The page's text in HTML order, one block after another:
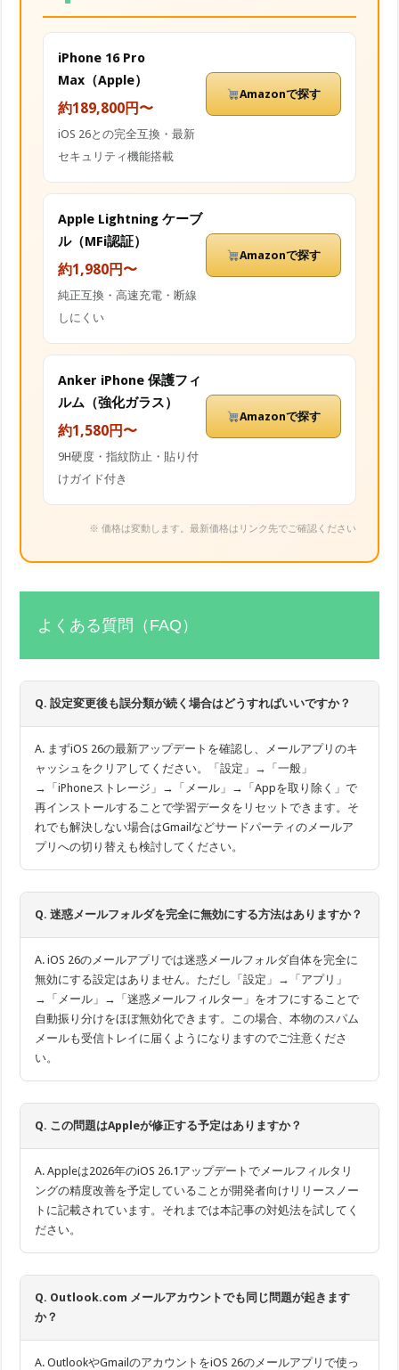
iPhone 16 Pro
Max（Apple）
約189,800円〜
iOS 26との完全互換・最新
セキュリティ機能搭載
Amazonで探す
Apple Lightning ケーブ
ル（MFi認証）
約1,980円〜
純正互換・高速充電・断線
しにくい
Amazonで探す
Anker iPhone 保護フィ
ルム（強化ガラス）
約1,580円〜
9H硬度・指紋防止・貼り付
けガイド付き
Amazonで探す
※ 価格は変動します。最新価格はリンク先でご確認ください
よくある質問（FAQ）
Q. 設定変更後も誤分類が続く場合はどうすればいいですか？
A. まずiOS 26の最新アップデートを確認し、メールアプリのキ
ャッシュをクリアしてください。「設定」→「一般」
→「iPhoneストレージ」→「メール」→「Appを取り除く」で
再インストールすることで学習データをリセットできます。そ
れでも解決しない場合はGmailなどサードパーティのメールア
プリへの切り替えも検討してください。
Q. 迷惑メールフォルダを完全に無効にする方法はありますか？
A. iOS 26のメールアプリでは迷惑メールフォルダ自体を完全に
無効にする設定はありません。ただし「設定」→「アプリ」
→「メール」→「迷惑メールフィルター」をオフにすることで
自動振り分けをほぼ無効化できます。この場合、本物のスパム
メールも受信トレイに届くようになりますのでご注意くださ
い。
Q. この問題はAppleが修正する予定はありますか？
A. Appleは2026年のiOS 26.1アップデートでメールフィルタリ
ングの精度改善を予定していることが開発者向けリリースノー
トに記載されています。それまでは本記事の対処法を試してく
ださい。
Q. Outlook.com メールアカウントでも同じ問題が起きます
か？
A. OutlookやGmailのアカウントをiOS 26のメールアプリで使っ